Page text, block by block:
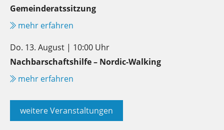
Gemeinderatssitzung
mehr erfahren
Do. 13. August | 10:00 Uhr
Nachbarschaftshilfe – Nordic-Walking
mehr erfahren
weitere Veranstaltungen